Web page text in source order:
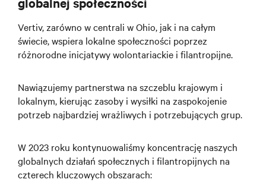
Nasi pracownicy
Nasze społeczności
Vertiv, zarówno w centrali w Ohio, jak i na całym
świecie, wspiera lokalne społeczności poprzez
różnorodne inicjatywy wolontariackie i filantropijne.
Nawiązujemy partnerstwa na szczeblu krajowym i
lokalnym, kierując zasoby i wysiłki na zaspokojenie
potrzeb najbardziej wrażliwych i potrzebujących grup.
W 2023 roku kontynuowaliśmy koncentrację naszych
globalnych działań społecznych i filantropijnych na
czterech kluczowych obszarach: